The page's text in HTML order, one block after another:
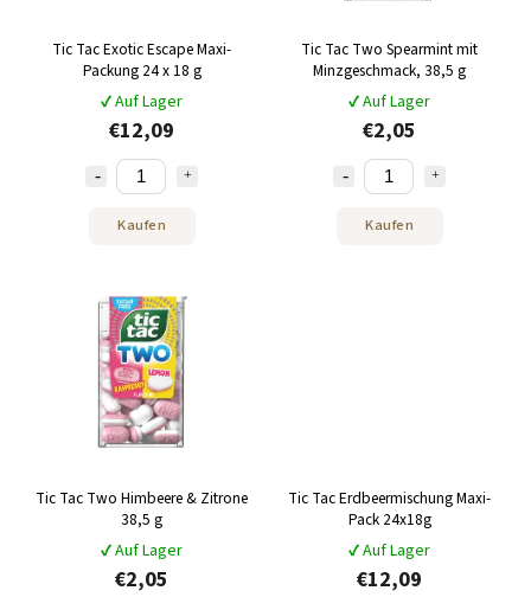
Tic Tac Exotic Escape Maxi-
Packung 24 x 18 g
✔ Auf Lager
€12,09
Kaufen
Tic Tac Two Spearmint mit
Minzgeschmack, 38,5 g
✔ Auf Lager
€2,05
Kaufen
Tic Tac Two Himbeere & Zitrone
38,5 g
✔ Auf Lager
€2,05
Tic Tac Erdbeermischung Maxi-
Pack 24x18g
✔ Auf Lager
€12,09